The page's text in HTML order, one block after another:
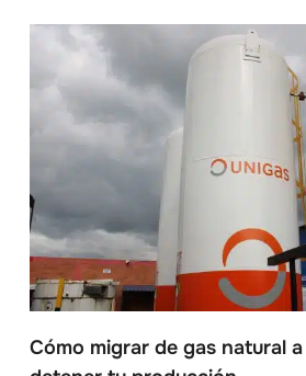
Cómo migrar de gas natural